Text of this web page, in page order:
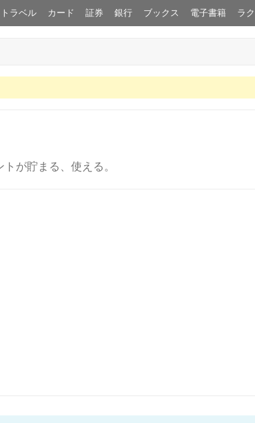
トラベル カード 証券 銀行 ブックス 電子書籍 ラ
が貯まる、使える。